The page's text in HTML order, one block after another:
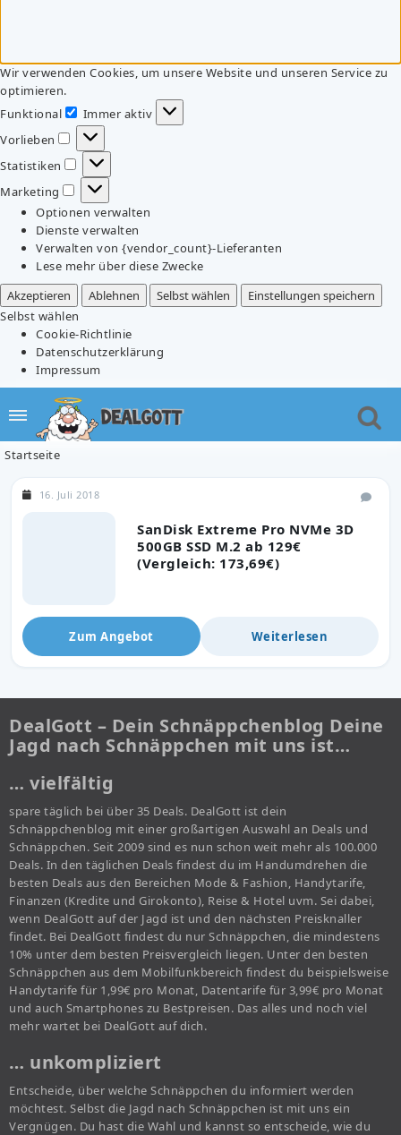
Wir verwenden Cookies, um unsere Website und unseren Service zu
optimieren.
Funktional
Funktional
Immer aktiv
Vorlieben
Vorlieben
Statistiken
Statistiken
Marketing
Marketing
Optionen verwalten
Dienste verwalten
Verwalten von {vendor_count}-Lieferanten
Lese mehr über diese Zwecke
Akzeptieren
Ablehnen Selbst wählen
Einstellungen speichern
Selbst wählen
Cookie-Richtlinie
Datenschutzerklärung
Impressum
Startseite
SanDisk Extreme Pro NVMe 3D
500GB SSD M.2 ab 129€
(Vergleich: 173,69€)
16. Juli 2018
Zum Angebot Weiterlesen
DealGott – Dein Schnäppchenblog Deine
Jagd nach Schnäppchen mit uns ist…
… vielfältig
spare täglich bei über 35 Deals. DealGott ist dein
Schnäppchenblog mit einer großartigen Auswahl an Deals und
Schnäppchen. Seit 2009 sind es nun schon weit mehr als 100.000
Deals. In den täglichen Deals findest du im Handumdrehen die
besten Deals aus den Bereichen Mode & Fashion, Handytarife,
Finanzen (Kredite und Girokonto), Reise & Hotel uvm. Sei dabei,
wenn DealGott auf der Jagd ist und den nächsten Preisknaller
findet. Bei DealGott findest du nur Schnäppchen, die mindestens
10% unter dem besten Preisvergleich liegen. Unter den besten
Schnäppchen aus dem Mobilfunkbereich findest du beispielsweise
Handytarife für 1,99€ pro Monat, Datentarife für 3,99€ pro Monat
und auch Smartphones zu Bestpreisen. Das alles und noch viel
mehr wartet bei DealGott auf dich.
… unkompliziert
Entscheide, über welche Schnäppchen du informiert werden
möchtest. Selbst die Jagd nach Schnäppchen ist mit uns ein
Vergnügen. Du hast die Wahl und kannst so entscheide, wie du